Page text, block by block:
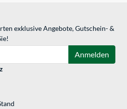
exklusive Angebote, Gutschein- &
Anmelden